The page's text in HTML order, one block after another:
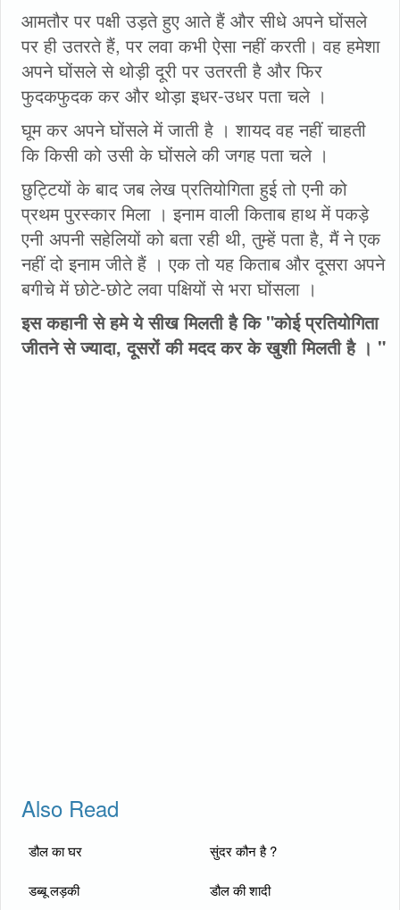
आमतौर पर पक्षी उड़ते हुए आते हैं और सीधे अपने घोंसले
पर ही उतरते हैं, पर लवा कभी ऐसा नहीं करती। वह हमेशा
अपने घोंसले से थोड़ी दूरी पर उतरती है और फिर
फुदकफुदक कर और थोड़ा इधर-उधर पता चले ।
घूम कर अपने घोंसले में जाती है । शायद वह नहीं चाहती
कि किसी को उसी के घोंसले की जगह पता चले ।
छुट्टियों के बाद जब लेख प्रतियोगिता हुई तो एनी को
प्रथम पुरस्कार मिला । इनाम वाली किताब हाथ में पकड़े
एनी अपनी सहेलियों को बता रही थी, तुम्हें पता है, मैं ने एक
नहीं दो इनाम जीते हैं । एक तो यह किताब और दूसरा अपने
बगीचे में छोटे-छोटे लवा पक्षियों से भरा घोंसला ।
इस कहानी से हमे ये सीख मिलती है कि "कोई प्रतियोगिता
जीतने से ज्यादा, दूसरों की मदद कर के खुशी मिलती है । "
Also Read
डौल का घर सुंदर कौन है ?
डब्बू लड़की डौल की शादी